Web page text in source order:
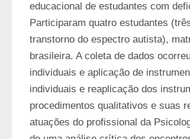
educacional de estudantes com
Participaram quatro estudantes
transtorno do espectro autista),
brasileira. A coleta de dados
individuais e aplicação de
individuais e reaplicação dos
procedimentos qualitativos e suas
atuações do profissional da